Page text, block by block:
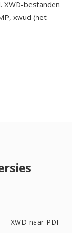
XWD-bestanden
xwud (het
XWD naar PDF